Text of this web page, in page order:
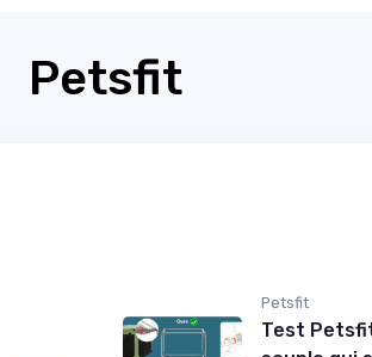
Petsfit
Petsfit
Test